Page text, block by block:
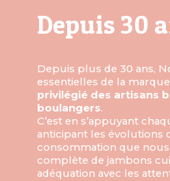
Depuis 30
Depuis plus de 30 ans,
essentielles de la
privilégié des artisans
boulangers.
C’est en s’appuyant
anticipant les évolutions
consommation que
complète de jambons
adéquation avec les